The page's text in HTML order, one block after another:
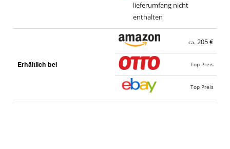
lieferumfang nicht
enthalten
Erhältlich bei
ca. 205 €
Top Preis
Top Preis